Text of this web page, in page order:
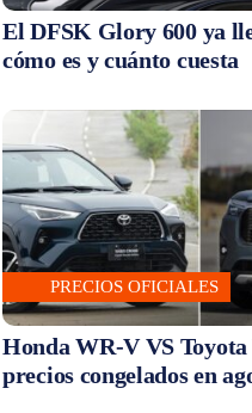
El DFSK Glory 600 ya
cómo es y cuánto cuesta
PRECIOS OFICIALES
Honda WR-V VS Toyota
precios congelados en